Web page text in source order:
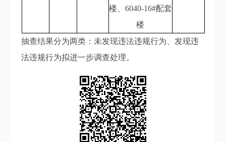
楼、6040-16#配套
楼
抽查结果分为两类：未发现违法违规行为、发现违
法违规行为拟进一步调查处理。